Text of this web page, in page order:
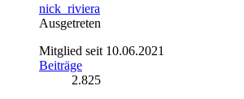
nick_riviera
Ausgetreten
Mitglied seit 10.06.2021
Beiträge
2.825